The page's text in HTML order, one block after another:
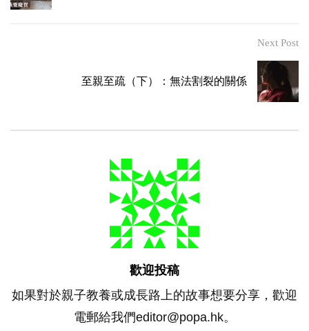
Next Post
至親至疏（下）：無法割裂的關係
歡迎投稿
如果對於親子教養或成長路上的故事想要分享，歡迎
電郵給我們editor@popa.hk。